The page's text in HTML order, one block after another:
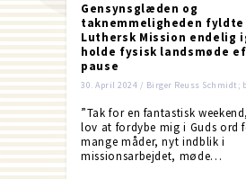
Gensynsglæden og
taknemmeligheden fyldte
Luthersk Mission endelig
holde fysisk landsmøde
pause
30. April 2024 / Birger Reuss Schmidt;
”Tak for en fantastisk
lov at fordybe mig i Guds ord
mange måder, nyt indblik i
missionsarbejdet, møde…